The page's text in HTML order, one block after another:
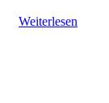
Weiterlesen